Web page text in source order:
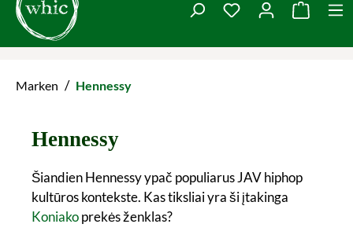
You have 0 wishlist
Marken / Hennessy
Hennessy
Šiandien Hennessy ypač populiarus JAV hiphop
kultūros kontekste. Kas tiksliai yra ši įtakinga
Koniakoprekės ženklas?